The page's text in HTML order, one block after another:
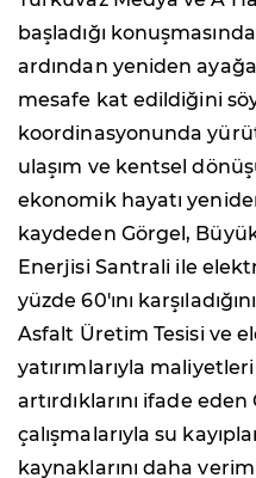
başladığı
ardından yeniden
mesafe kat edildiğini
koordinasyonunda
ulaşım ve kentsel
ekonomik hayatı
kaydeden Görgel,
Enerjisi Santrali ile
yüzde 60'ını
Asfalt Üretim Tesisi ve
yatırımlarıyla
artırdıklarını ifade
çalışmalarıyla su
kaynaklarını daha